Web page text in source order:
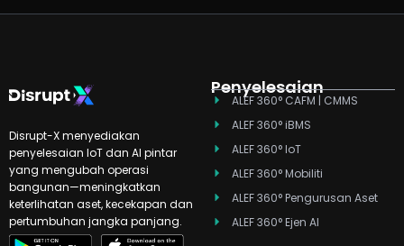
persekitaran pelabuhan yang kompleks.
Disrupt-X menyediakan
penyelesaian IoT dan AI pintar
yang mengubah operasi
bangunan—meningkatkan
keterlihatan aset, kecekapan dan
pertumbuhan jangka panjang.
Penyelesaian
ALEF 360° CAFM | CMMS
ALEF 360° iBMS
ALEF 360° IoT
ALEF 360° Mobiliti
ALEF 360° Pengurusan Aset
ALEF 360° Ejen AI